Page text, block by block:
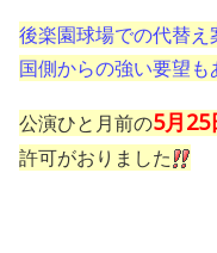
後楽園球場での代替え
国側からの強い要望も
公演ひと月前の5月25
許可がおりました